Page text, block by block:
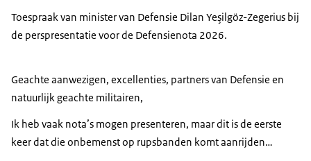
Toespraak van minister van Defensie Dilan Yeşilgöz-Zegerius bij
de perspresentatie voor de Defensienota 2026.
Geachte aanwezigen, excellenties, partners van Defensie en
natuurlijk geachte militairen,
Ik heb vaak nota’s mogen presenteren, maar dit is de eerste
keer dat die onbemenst op rupsbanden komt aanrijden…